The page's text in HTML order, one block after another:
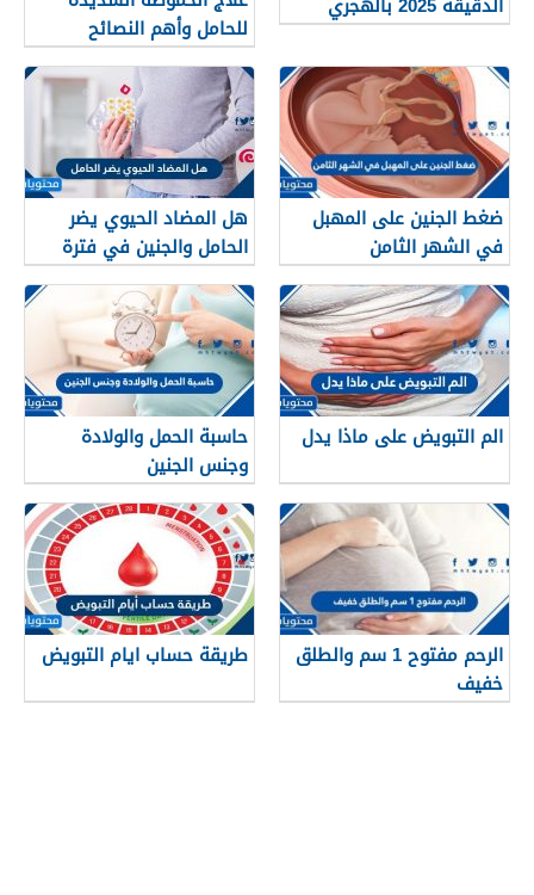
للحامل وأهم النصائح
للسيطرة على حموضة
المعدة
ضغط الجنين على المهبل
في الشهر الثامن
هل المضاد الحيوي يضر
الحامل والجنين في فترة
الحمل
الم التبويض على ماذا يدل
حاسبة الحمل والولادة
وجنس الجنين
الرحم مفتوح 1 سم والطلق
خفيف
طريقة حساب ايام التبويض